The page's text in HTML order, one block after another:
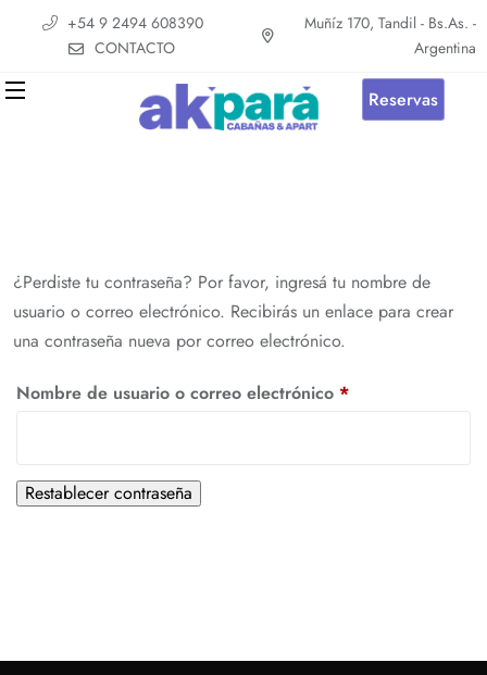
+54 9 2494 608390
CONTACTO
Muñíz 170, Tandil - Bs.As. -
Argentina
Reservas
¿Perdiste tu contraseña? Por favor, ingresá tu nombre de
usuario o correo electrónico. Recibirás un enlace para crear
una contraseña nueva por correo electrónico.
Nombre de usuario o correo electrónico *
Restablecer contraseña